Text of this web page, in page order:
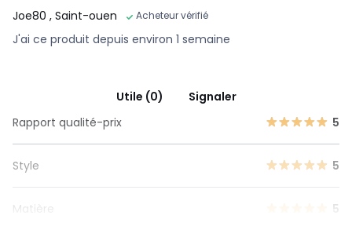
Joe80 , Saint-ouen Acheteur vérifié
J'ai ce produit depuis environ 1 semaine
Utile (0)
Signaler
Rapport qualité-prix
5
Style 5
Matière 5